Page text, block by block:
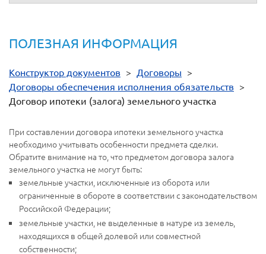
ПОЛЕЗНАЯ ИНФОРМАЦИЯ
Конструктор документов > Договоры >
Договоры обеспечения исполнения обязательств >
Договор ипотеки (залога) земельного участка
При составлении договора ипотеки земельного участка
необходимо учитывать особенности предмета сделки.
Обратите внимание на то, что предметом договора залога
земельного участка не могут быть:
земельные участки, исключенные из оборота или
ограниченные в обороте в соответствии с законодательством
Российской Федерации;
земельные участки, не выделенные в натуре из земель,
находящихся в общей долевой или совместной
собственности;